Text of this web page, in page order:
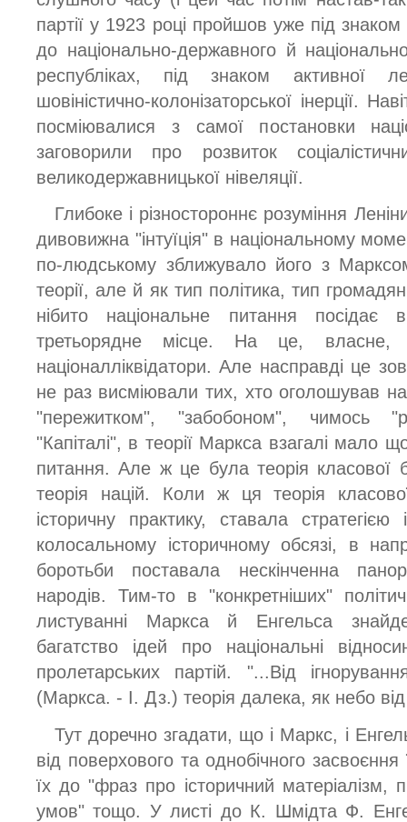
партії у 1923 році пройшов уже під знаком
до національно-державного й
республіках, під знаком активної
шовіністично-колонізаторської інерції.
посміювалися з самої постановки
заговорили про розвиток
великодержавницької нівеляції.
Глибоке і різностороннє розуміння
дивовижна "інтуїція" в національному
по-людському зближувало його з
теорії, але й як тип політика, тип
нібито національне питання посідає
третьорядне місце. На це, власне,
націоналліквідатори. Але насправді це
не раз висміювали тих, хто оголошував
"пережитком", "забобоном", чимось
"Капіталі", в теорії Маркса взагалі мало
питання. Але ж це була теорія класової
теорія націй. Коли ж ця теорія
історичну практику, ставала
колосальному історичному обсязі, в
боротьби поставала нескінченна
народів. Тим-то в "конкретніших"
листуванні Маркса й Енгельса
багатство ідей про національні
пролетарських партій. "...Від
(Маркса. - І. Дз.) теорія далека, як небо
Тут доречно згадати, що і Маркс, і
від поверхового та однобічного засвоєння
їх до "фраз про історичний матеріалізм,
умов" тощо. У листі до К. Шмідта Ф.